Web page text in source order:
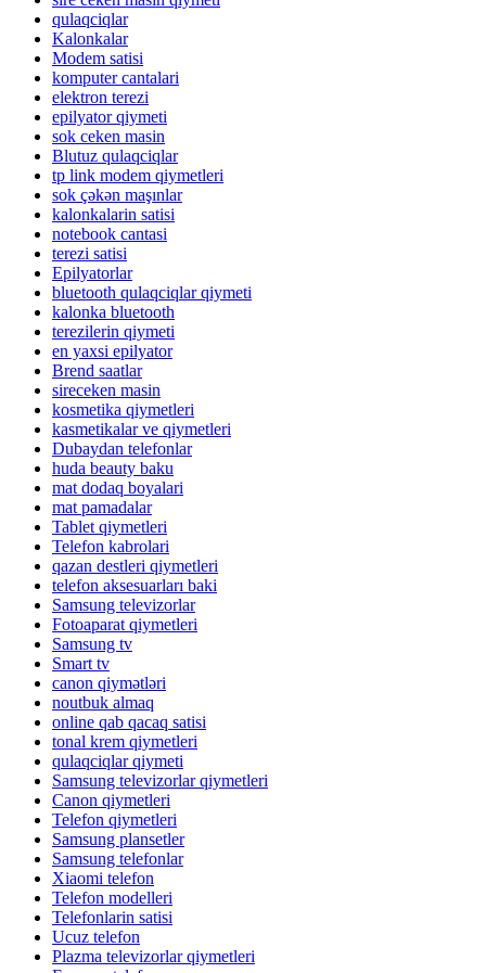
qulaqciqlar
Kalonkalar
Modem satisi
komputer cantalari
elektron terezi
epilyator qiymeti
sok ceken masin
Blutuz qulaqciqlar
tp link modem qiymetleri
sok çəkən maşınlar
kalonkalarin satisi
notebook cantasi
terezi satisi
Epilyatorlar
bluetooth qulaqciqlar qiymeti
kalonka bluetooth
terezilerin qiymeti
en yaxsi epilyator
Brend saatlar
sireceken masin
kosmetika qiymetleri
kasmetikalar ve qiymetleri
Dubaydan telefonlar
huda beauty baku
mat dodaq boyalari
mat pamadalar
Tablet qiymetleri
Telefon kabrolari
qazan destleri qiymetleri
telefon aksesuarları baki
Samsung televizorlar
Fotoaparat qiymetleri
Samsung tv
Smart tv
canon qiymətləri
noutbuk almaq
online qab qacaq satisi
tonal krem qiymetleri
qulaqciqlar qiymeti
Samsung televizorlar qiymetleri
Canon qiymetleri
Telefon qiymetleri
Samsung plansetler
Samsung telefonlar
Xiaomi telefon
Telefon modelleri
Telefonlarin satisi
Ucuz telefon
Plazma televizorlar qiymetleri